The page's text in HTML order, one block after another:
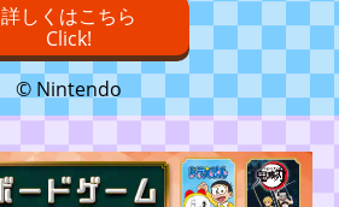
詳しくはこちら
Click!
© Nintendo